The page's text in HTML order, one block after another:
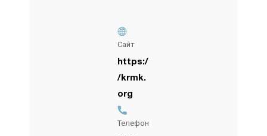
Сайт
https:/
/krmk.
org
Телефон